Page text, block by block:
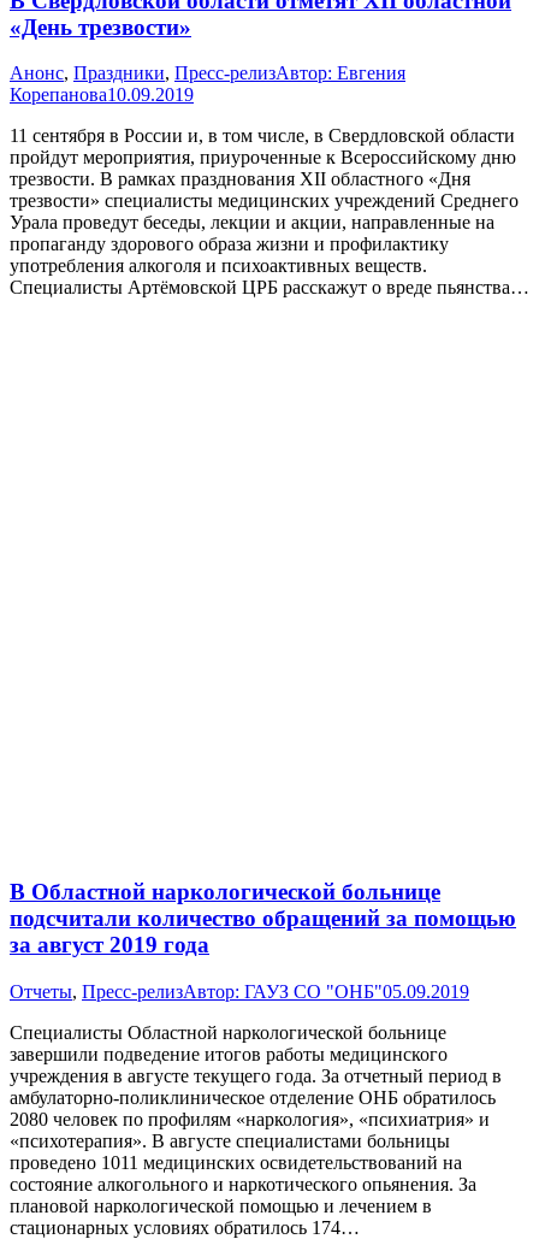
«День трезвости»
Анонс, Праздники, Пресс-релизАвтор: Евгения
Корепанова10.09.2019
11 сентября в России и, в том числе, в Свердловской области
пройдут мероприятия, приуроченные к Всероссийскому дню
трезвости. В рамках празднования XII областного «Дня
трезвости» специалисты медицинских учреждений Среднего
Урала проведут беседы, лекции и акции, направленные на
пропаганду здорового образа жизни и профилактику
употребления алкоголя и психоактивных веществ.
Специалисты Артёмовской ЦРБ расскажут о вреде пьянства…
В Областной наркологической больнице
подсчитали количество обращений за помощью
за август 2019 года
Отчеты, Пресс-релизАвтор: ГАУЗ СО "ОНБ"05.09.2019
Специалисты Областной наркологической больнице
завершили подведение итогов работы медицинского
учреждения в августе текущего года. За отчетный период в
амбулаторно-поликлиническое отделение ОНБ обратилось
2080 человек по профилям «наркология», «психиатрия» и
«психотерапия». В августе специалистами больницы
проведено 1011 медицинских освидетельствований на
состояние алкогольного и наркотического опьянения. За
плановой наркологической помощью и лечением в
стационарных условиях обратилось 174…